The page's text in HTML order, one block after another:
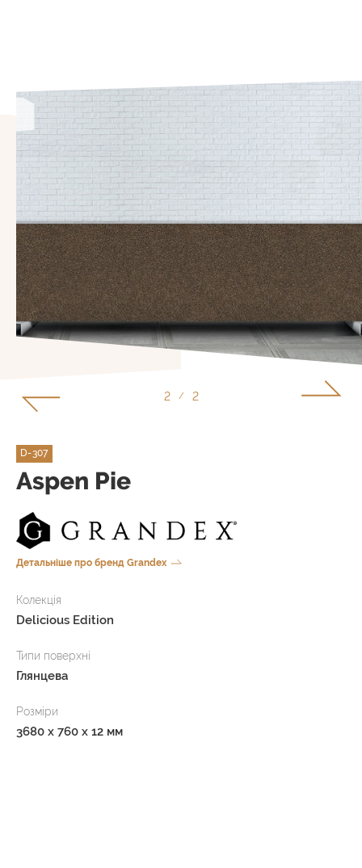
1 / 2
D-307
Aspen Pie
Детальніше про бренд Grandex
Колекція
Delicious Edition
Типи поверхні
Глянцева
Розміри
3680 х 760 х 12 мм